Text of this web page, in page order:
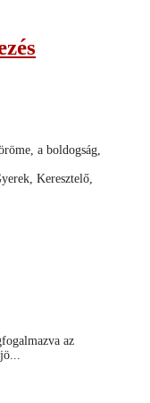
a boldogság,
Keresztelő,
az